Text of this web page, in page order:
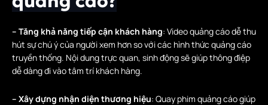
– Tăng khả năng tiếp cận khách hàng: Video quảng cáo dễ thu
hút sự chú ý của người xem hơn so với các hình thức quảng cáo
truyền thống. Nội dung trực quan, sinh động sẽ giúp thông điệp
dễ dàng đi vào tâm trí khách hàng.
– Xây dựng nhận diện thương hiệu: Quay phim quảng cáo giúp